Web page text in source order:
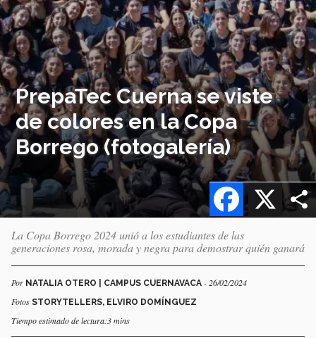
PrepaTec Cuerna se viste
de colores en la Copa
Borrego (fotogalería)
X
Facebook
La Copa Borrego 2024 unió a los estudiantes de las
generaciones rosa, morada y negra para demostrar quién ganará
Por NATALIA OTERO | CAMPUS CUERNAVACA - 26/02/2024
Fotos STORYTELLERS, ELVIRO DOMÍNGUEZ
Tiempo estimado de lectura:3 mins